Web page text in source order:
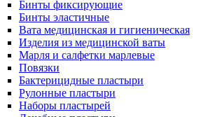
Бинты фиксирующие
Бинты эластичные
Вата медицинская и гигиеническая
Изделия из медицинской ваты
Марля и салфетки марлевые
Повязки
Бактерицидные пластыри
Рулонные пластыри
Наборы пластырей